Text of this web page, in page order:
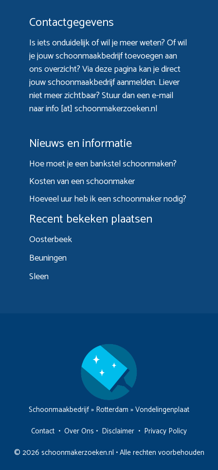
Contactgegevens
Is iets onduidelijk of wil je meer weten? Of wil
je jouw schoonmaakbedrijf toevoegen aan
ons overzicht? Viadeze paginakan je direct
jouw schoonmaakbedrijf aanmelden. Liever
niet meer zichtbaar? Stuur dan een e-mail
naar info [at] schoonmakerzoeken.nl
Nieuws en informatie
Hoe moet je een bankstel schoonmaken?
Kosten van een schoonmaker
Hoeveel uur heb ik een schoonmaker nodig?
Recent bekeken plaatsen
Oosterbeek
Beuningen
Sleen
Schoonmaakbedrijf» Rotterdam »Vondelingenplaat
Contact • Over Ons • Disclaimer • Privacy Policy
© 2026 schoonmakerzoeken.nl • Alle rechten voorbehouden